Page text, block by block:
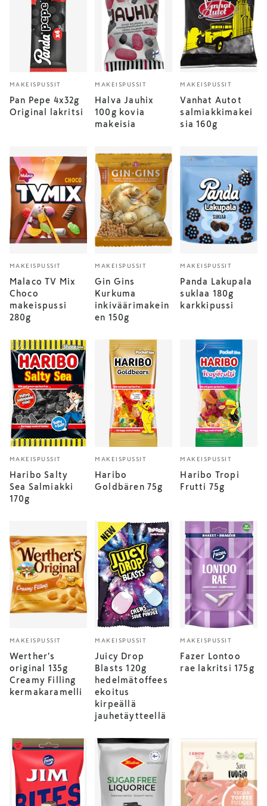
MAKEISPUSSIT
Pan Pepe 4x32g
Original lakritsi
MAKEISPUSSIT
Halva Jauhix
100g kovia
makeisia
MAKEISPUSSIT
Vanhat Autot
salmiakkimakei
sia 160g
MAKEISPUSSIT
Malaco TV Mix
Choco
makeispussi
280g
MAKEISPUSSIT
Gin Gins
Kurkuma
inkiväärimakein
en 150g
MAKEISPUSSIT
Panda Lakupala
suklaa 180g
karkkipussi
MAKEISPUSSIT
Haribo Salty
Sea Salmiakki
170g
MAKEISPUSSIT
Haribo
Goldbären 75g
MAKEISPUSSIT
Haribo Tropi
Frutti 75g
MAKEISPUSSIT
Werther's
original 135g
Creamy Filling
kermakaramelli
MAKEISPUSSIT
Juicy Drop
Blasts 120g
hedelmätoffees
ekoitus
kirpeällä
jauhetäytteellä
MAKEISPUSSIT
Fazer Lontoo
rae lakritsi 175g